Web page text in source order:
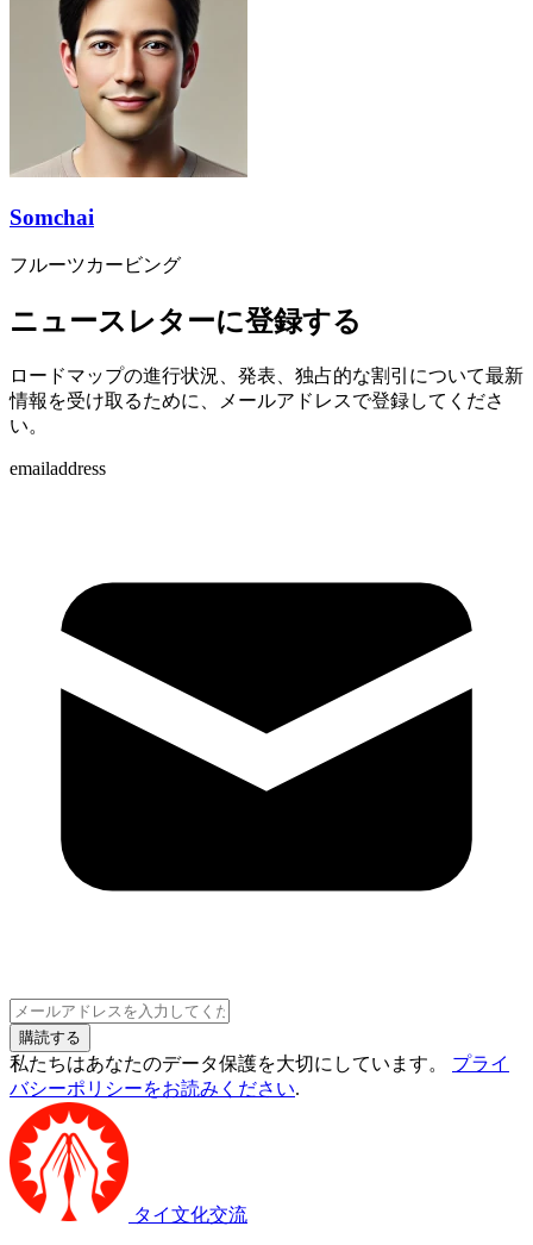
Somchai
フルーツカービング
ニュースレターに登録する
ロードマップの進行状況、発表、独占的な割引について最新
情報を受け取るために、メールアドレスで登録してくださ
い。
emailaddress
購読する
私たちはあなたのデータ保護を大切にしています。 プライ
バシーポリシーをお読みください.
タイ文化交流